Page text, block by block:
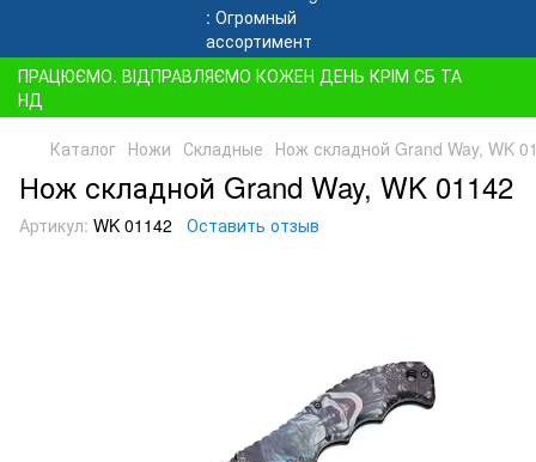
ПРАЦЮЄМО. ВІДПРАВЛЯЄМО КОЖЕН ДЕНЬ КРІМ СБ ТА
НД
Каталог Ножи Складные Нож складной Grand Way, WK
Нож складной Grand Way, WK 01142
Артикул: WK 01142 Оставить отзыв